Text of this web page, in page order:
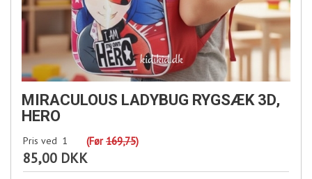
MIRACULOUS LADYBUG RYGSÆK 3D,
HERO
Pris ved 1 (Før169,75)
85,00 DKK